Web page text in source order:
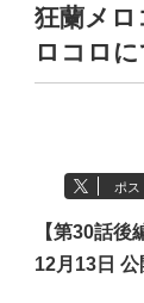
狂蘭メロ
ロコロに
ポス
【第30話後
12月13日 公